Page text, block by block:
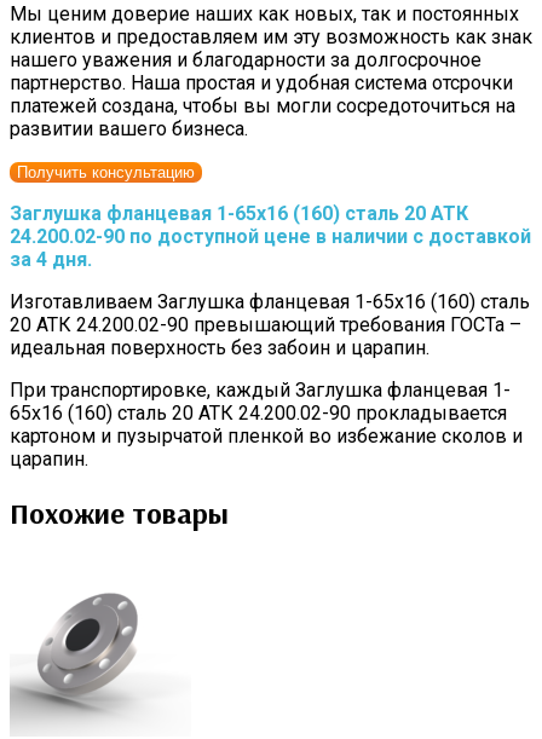
Мы ценим доверие наших как новых, так и постоянных
клиентов и предоставляем им эту возможность как знак
нашего уважения и благодарности за долгосрочное
партнерство. Наша простая и удобная система отсрочки
платежей создана, чтобы вы могли сосредоточиться на
развитии вашего бизнеса.
Получить консультацию
Заглушка фланцевая 1-65х16 (160) сталь 20 АТК
24.200.02-90 по доступной цене в наличии с доставкой
за 4 дня.
Изготавливаем Заглушка фланцевая 1-65х16 (160) сталь
20 АТК 24.200.02-90 превышающий требования ГОСТа –
идеальная поверхность без забоин и царапин.
При транспортировке, каждый Заглушка фланцевая 1-
65х16 (160) сталь 20 АТК 24.200.02-90 прокладывается
картоном и пузырчатой пленкой во избежание сколов и
царапин.
Похожие товары